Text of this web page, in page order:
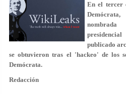
En el tercer
publicado
se obtuvieron tras el 'hackeo' de los
Demócrata.
Redacción